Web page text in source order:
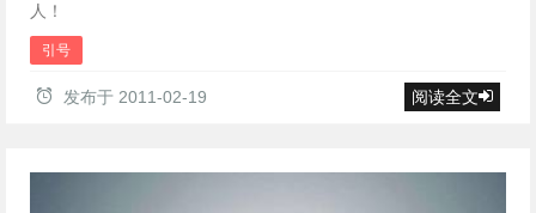
人！
引号
发布于 2011-02-19 阅读全文